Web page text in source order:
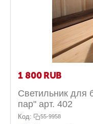
1 800 RUB
Светильник для
пар" арт. 402
Код: 55-9958